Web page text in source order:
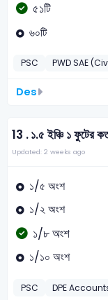
৫১টি
৬০টি
PSC PWD SAE
Des
13 .১.৫ ইঞ্চি ১ ফুটের
Updated: 2 weeks ago
১/৫ অংশ
১/২ অংশ
১/৮ অংশ
১/১০ অংশ
PSC DPE